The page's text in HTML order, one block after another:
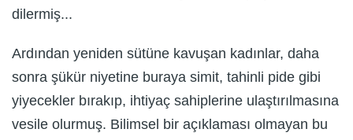
dilermiş...
Ardından yeniden sütüne kavuşan kadınlar, daha
sonra şükür niyetine buraya simit, tahinli pide gibi
yiyecekler bırakıp, ihtiyaç sahiplerine ulaştırılmasına
vesile olurmuş. Bilimsel bir açıklaması olmayan bu